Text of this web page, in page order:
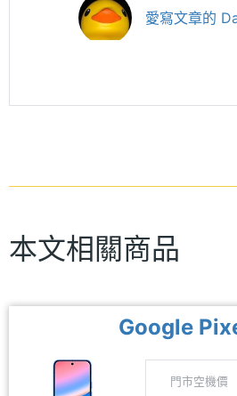
愛寫文章的
本文相關商品
Google
門市空機價